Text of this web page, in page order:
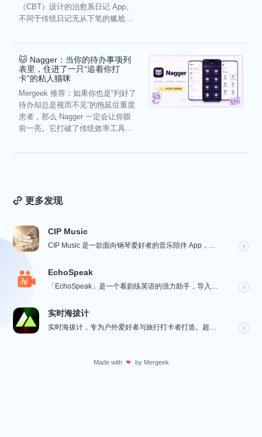
（CBT）设计的治愈系日记 App。
不同于传统日记无从下笔的尴尬，
🐱 Nagger：当你的待办事项列
表里，住进了一只“追着你打
卡”的粘人猫咪
Mergeek 推荐：如果你也是“列好了
待办却总是视而不见”的拖延症重度
患者，那么 Nagger 一定会让你眼
前一亮。它打破了传统效率工具冰
更多发现
CIP Music
CIP Music 是一款面向钢琴爱好者的音乐陪伴 App，收录热门影视、动漫、游戏与最新 K-PO...
EchoSpeak
「EchoSpeak」是一个看剧练英语的强力助手，导入一个没有字幕的英语视频，可生成字幕，自动分词与...
实时海拔计
实时海拔计，专为户外爱好者与旅行打卡者打造。超大字号实时海拔、GPS 经纬度、气压与指南针数据一屏呈...
Made with ❤ by Mergeek